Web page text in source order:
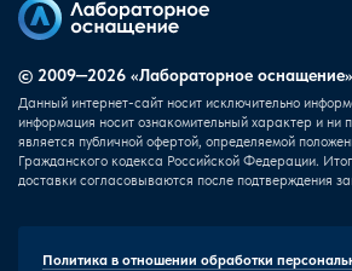
© 2009—2026 «Лабораторное
Данный интернет-сайт носит исключительно
информация носит ознакомительный характер и ни
является публичной офертой, определяемой
Гражданского кодекса Российской Федерации.
доставки согласовываются после подтверждения
Политика в отношении обработки